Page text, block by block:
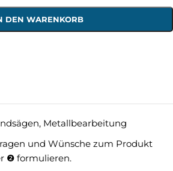
DEN WARENKORB
, Metallbearbeitung
und Wünsche zum Produkt
❷ formulieren.